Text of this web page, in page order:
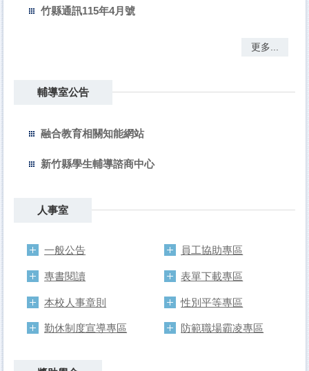
竹縣通訊115年4月號
更多...
輔導室公告
融合教育相關知能網站
新竹縣學生輔導諮商中心
人事室
一般公告 員工協助專區
專書閱讀 表單下載專區
本校人事章則 性別平等專區
勤休制度宣導專區 防範職場霸凌專區